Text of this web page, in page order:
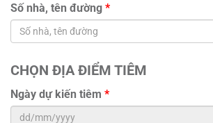
Số nhà, tên đường *
CHỌN ĐỊA ĐIỂM TIÊM
Ngày dự kiến tiêm *